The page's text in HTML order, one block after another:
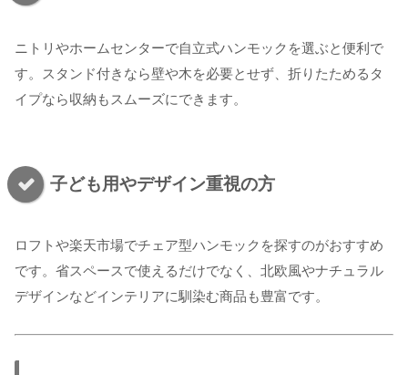
ニトリやホームセンターで自立式ハンモックを選ぶと便利で
す。スタンド付きなら壁や木を必要とせず、折りたためるタ
イプなら収納もスムーズにできます。
子ども用やデザイン重視の方
ロフトや楽天市場でチェア型ハンモックを探すのがおすすめ
です。省スペースで使えるだけでなく、北欧風やナチュラル
デザインなどインテリアに馴染む商品も豊富です。